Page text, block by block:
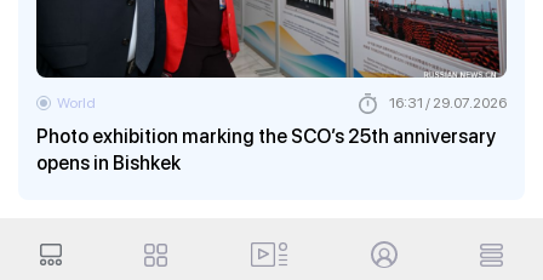
Photo exhibition marking the SCO’s 25th anniversary
opens in Bishkek
World 16:31 / 29.07.2026